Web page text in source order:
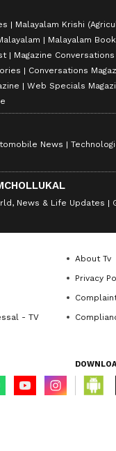
Malayalam Krishi
Malayalam
Magazine Conversations
Conversations
Web Specials
News
News & Life Updates
About Tv
Privacy
- TV